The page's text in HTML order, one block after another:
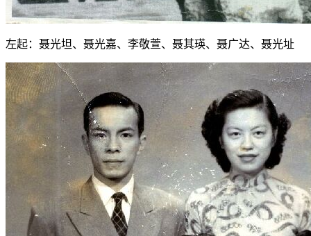
左起：聂光坦、聂光嘉、李敬萱、聂其瑛、聂广达、聂光址